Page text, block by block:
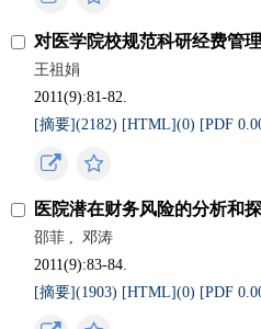
对医学院校规范科研经费管
王祖娟
2011(9):81-82.
[摘要](2182) [HTML](0) [PDF
医院潜在财务风险的分析和
邵菲 ,
邓涛
2011(9):83-84.
[摘要](1903) [HTML](0) [PDF